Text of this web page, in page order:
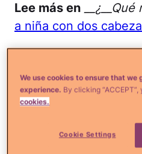
Lee más en
a niña con dos
no estaba lista para
optar por otras
embarazo, e incluso,
informada que dice
aconsejar y a apoyar
We use cookies to ensure that we
experience. By clicking
cookies.
Cookie Settings